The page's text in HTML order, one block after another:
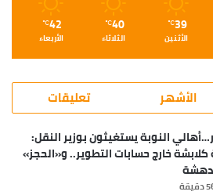
39
℃
الأثنين
40
℃
الثلاثاء
42
℃
الأربعاء
الأشهر تعليقات
النوبة يستغيثون بوزير النقل:
خارج حسابات التطوير.. و«الحجز»